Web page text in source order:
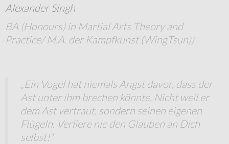
Alexander Singh
BA (Honours) in Martial Arts Theory and
Practice/ M.A. der Kampfkunst (WingTsun))
„Ein Vogel hat niemals Angst davor, dass der
Ast unter ihm brechen könnte. Nicht weil er
dem Ast vertraut, sondern seinen eigenen
Flügeln. Verliere nie den Glauben an Dich
selbst!“